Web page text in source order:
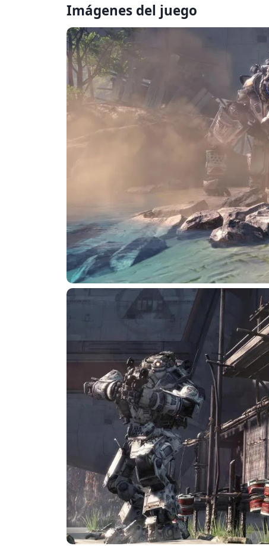
Imágenes del juego